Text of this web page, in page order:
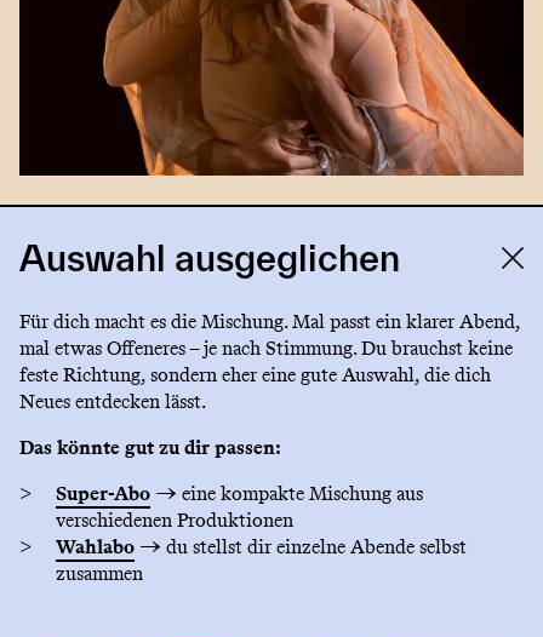
Auswahl ausgeglichen
Für dich macht es die Mischung. Mal passt ein klarer Abend,
mal etwas Offeneres – je nach Stimmung. Du brauchst keine
feste Richtung, sondern eher eine gute Auswahl, die dich
Neues entdecken lässt.
Das könnte gut zu dir passen:
Super-Abo → eine kompakte Mischung aus
verschiedenen Produktionen
Wahlabo → du stellst dir einzelne Abende selbst
zusammen